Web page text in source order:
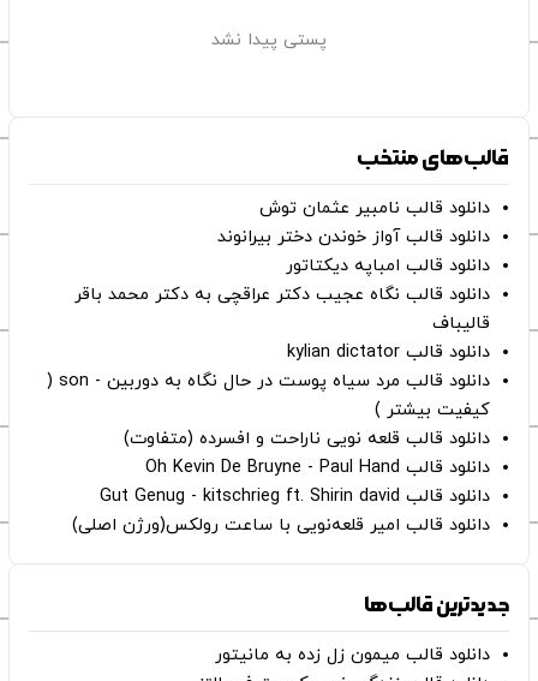
پستی پیدا نشد
قالب‌های منتخب
دانلود قالب نامبیر عثمان ‌توش
دانلود قالب آواز خوندن دختر بیرانوند
دانلود قالب امباپه دیکتاتور
دانلود قالب نگاه عجیب دکتر عراقچی به دکتر محمد باقر
قالیباف
دانلود قالب kylian dictator
دانلود قالب مرد سیاه پوست در حال نگاه به دوربین - son (
کیفیت بیشتر )
دانلود قالب قلعه نویی ناراحت و افسرده (متفاوت)
دانلود قالب Oh Kevin De Bruyne - Paul Hand
دانلود قالب Gut Genug - kitschrieg ft. Shirin david
دانلود قالب امیر قلعه‌نویی با ساعت رولکس(ورژن اصلی)
جدیدترین قالب‌ها
دانلود قالب میمون زل زده به مانیتور